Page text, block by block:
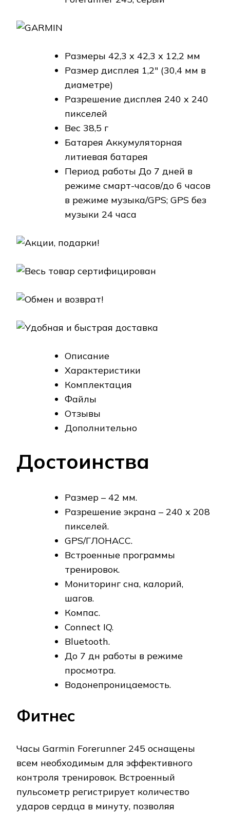
Размеры 42,3 x 42,3 x 12,2 мм
Размер дисплея 1,2″ (30,4 мм в
диаметре)
Разрешение дисплея 240 x 240
пикселей
Вес 38,5 г
Батарея Аккумуляторная
литиевая батарея
Период работы До 7 дней в
режиме смарт-часов/до 6 часов
в режиме музыка/GPS; GPS без
музыки 24 часа
Описание
Характеристики
Комплектация
Файлы
Отзывы
Дополнительно
Достоинства
Размер – 42 мм.
Разрешение экрана – 240 х 208
пикселей.
GPS/ГЛОНАСС.
Встроенные программы
тренировок.
Мониторинг сна, калорий,
шагов.
Компас.
Connect IQ.
Bluetooth.
До 7 дн работы в режиме
просмотра.
Водонепроницаемость.
Фитнес
Часы Garmin Forerunner 245 оснащены
всем необходимым для эффективного
контроля тренировок. Встроенный
пульсометр регистрирует количество
ударов сердца в минуту, позволяя